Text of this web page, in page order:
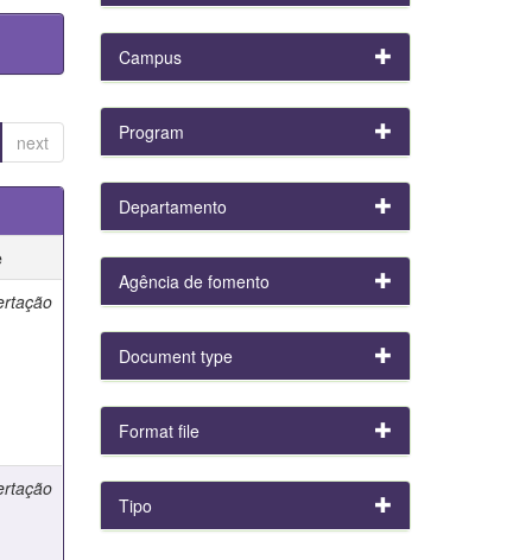
next
Campus
Program
Departamento
Agência de fomento
Document type
Format file
Tipo